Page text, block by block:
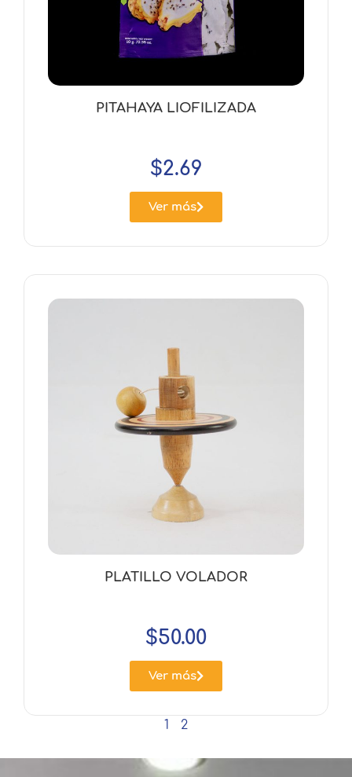
PITAHAYA LIOFILIZADA
$2.69
Ver más
PLATILLO VOLADOR
$50.00
Ver más
1 2